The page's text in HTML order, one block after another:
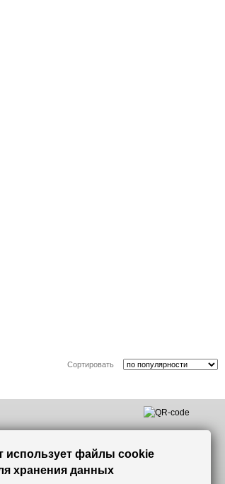
Сортировать
использует файлы cookie
хранения данных